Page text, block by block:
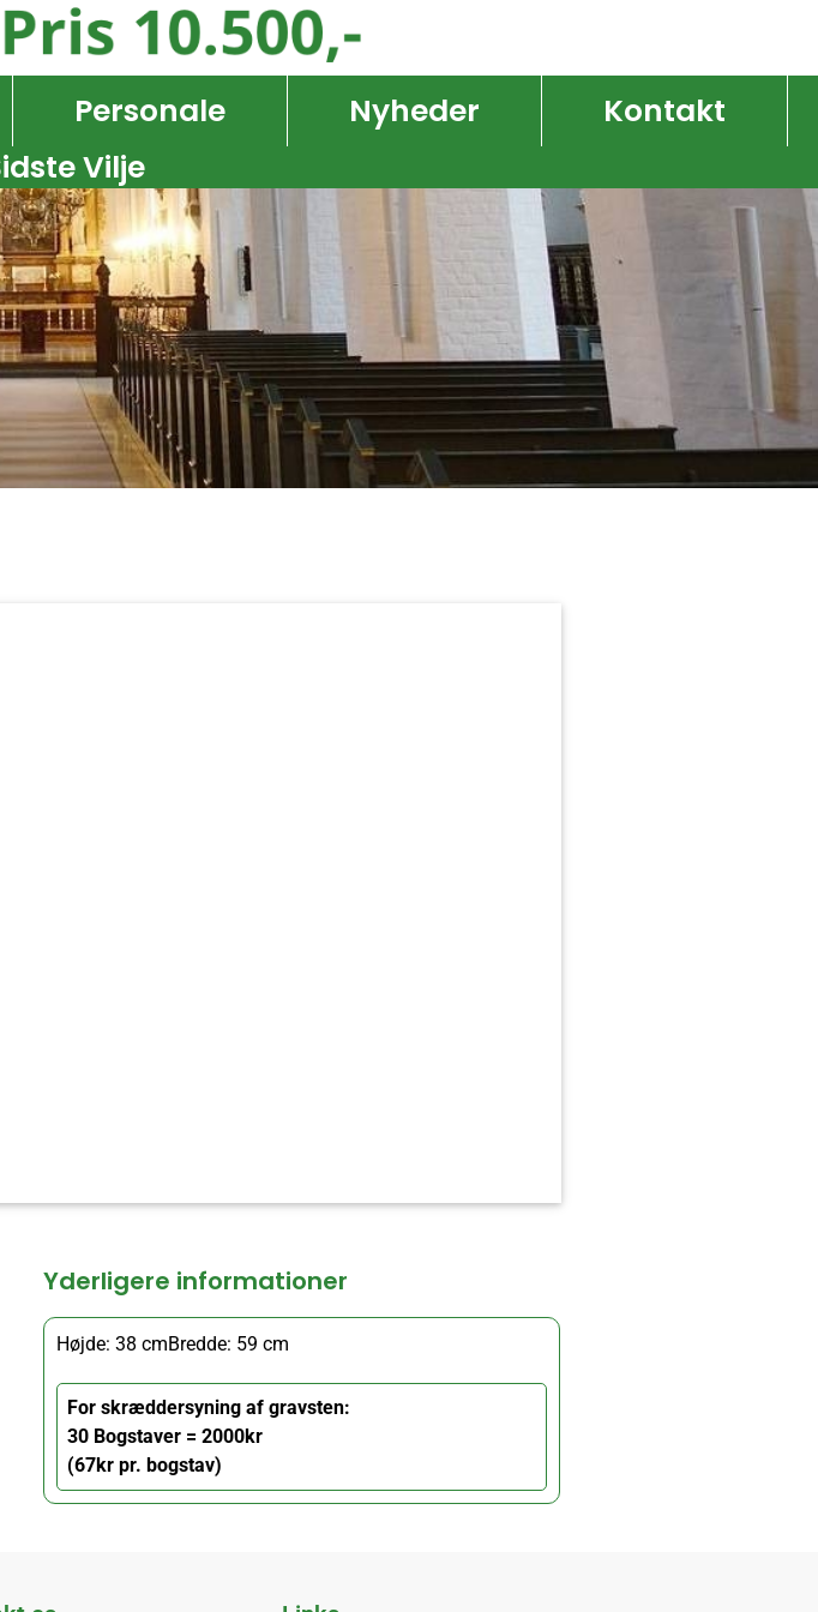
Personale Nyheder
Kontakt
Vilje
Yderligere informationer
Højde: 38 cmBredde: 59 cm
For skræddersyning af gravsten:
30 Bogstaver = 2000kr
(67kr pr. bogstav)